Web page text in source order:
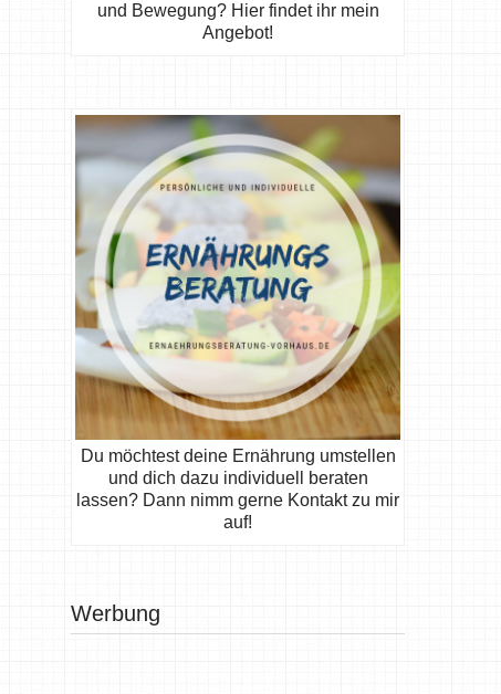
und Bewegung? Hier findet ihr mein
Angebot!
Du möchtest deine Ernährung umstellen
und dich dazu individuell beraten
lassen? Dann nimm gerne Kontakt zu mir
auf!
Werbung